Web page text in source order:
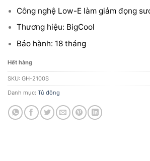
Công nghệ Low-E làm giảm đọng
Thương hiệu: BigCool
Bảo hành: 18 tháng
Hết hàng
SKU: GH-2100S
Danh mục: Tủ đông